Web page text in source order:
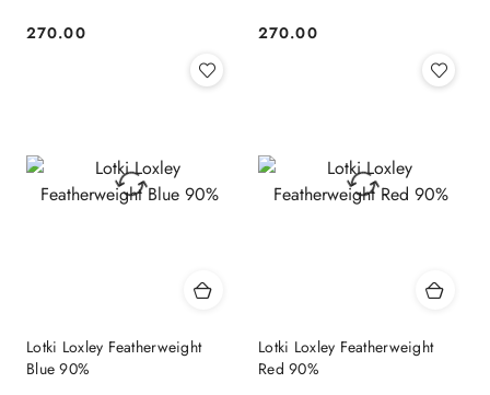
Cena:
270.00 Cena:
270.00
Lotki Loxley Featherweight
Blue 90%
Lotki Loxley Featherweight
Red 90%